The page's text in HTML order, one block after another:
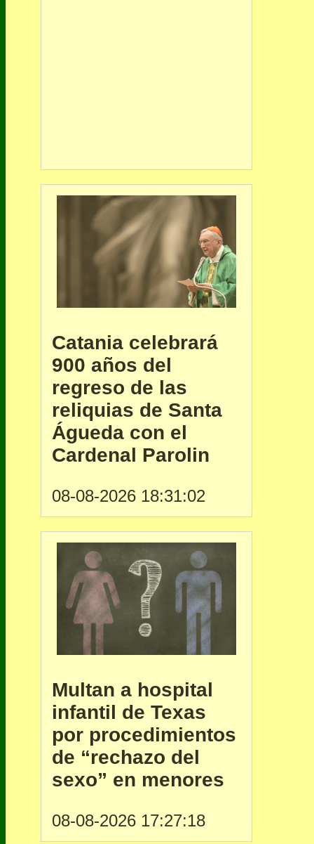
Catania celebrará
900 años del
regreso de las
reliquias de Santa
Águeda con el
Cardenal Parolin
08-08-2026 18:31:02
Multan a hospital
infantil de Texas
por procedimientos
de “rechazo del
sexo” en menores
08-08-2026 17:27:18